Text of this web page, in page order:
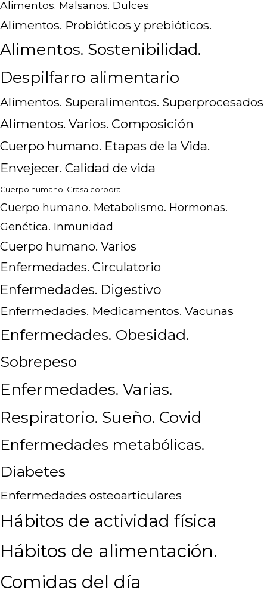
Alimentos. Malsanos. Dulces
Alimentos. Probióticos y prebióticos.
Alimentos. Sostenibilidad.
Despilfarro alimentario
Alimentos. Superalimentos. Superprocesados
Alimentos. Varios. Composición
Cuerpo humano. Etapas de la Vida.
Envejecer. Calidad de vida
Cuerpo humano. Grasa corporal
Cuerpo humano. Metabolismo. Hormonas.
Genética. Inmunidad
Cuerpo humano. Varios
Enfermedades. Circulatorio
Enfermedades. Digestivo
Enfermedades. Medicamentos. Vacunas
Enfermedades. Obesidad.
Sobrepeso
Enfermedades. Varias.
Respiratorio. Sueño. Covid
Enfermedades metabólicas.
Diabetes
Enfermedades osteoarticulares
Hábitos de actividad física
Hábitos de alimentación.
Comidas del día